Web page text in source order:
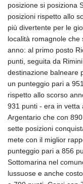
posizione si posiziona
posizioni rispetto allo
più divertente per le
località romagnole
anno: al primo posto
punti, seguita da
destinazione balneare
un punteggio pari a
rispetto allo scorso
931 punti - era in vetta
Argentario che con
sette posizioni
mete con il miglior
punteggio pari a 856
Sottomarina nel
lussuose e anche